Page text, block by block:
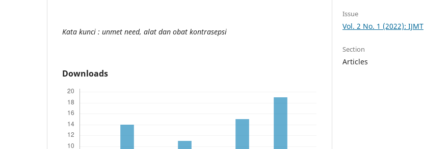
Kata kunci : unmet need, alat dan obat kontrasepsi
Downloads
Issue
Vol. 2 No. 1 (2022): IJMT
Section
Articles